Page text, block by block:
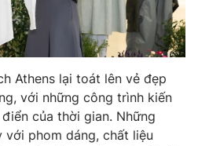
Podcast
Infographic
Athens lại toát lên vẻ đẹp
với những công trình kiến
của thời gian. Những
phom dáng, chất liệu